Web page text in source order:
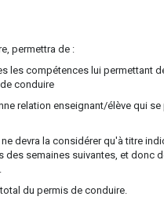
permettra de :
les compétences lui permettant
conduire
relation enseignant/élève qui
devra la considérer qu'à titre
semaines suivantes, et donc
du permis de conduire.